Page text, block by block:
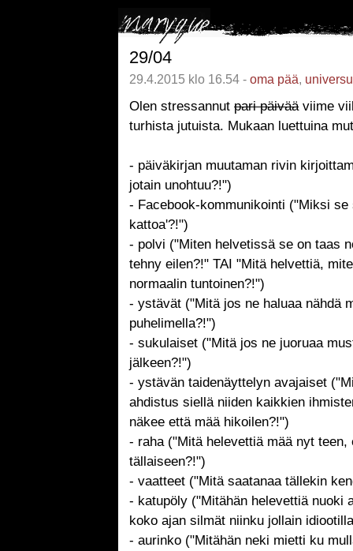
29/04
29.4.2015 klo 16.54 - oma pää,
Olen stressannut pari päivääviime
turhista jutuista. Mukaan luettuina
- päiväkirjan muutaman rivin
jotain unohtuu?!")
- Facebook-kommunikointi ("Miksi se
kattoa'?!")
- polvi ("Miten helvetissä se on taas
tehny eilen?!" TAI "Mitä helvettiä,
normaalin tuntoinen?!")
- ystävät ("Mitä jos ne haluaa nähdä
puhelimella?!")
- sukulaiset ("Mitä jos ne juoruaa
jälkeen?!")
- ystävän taidenäyttelyn avajaiset
ahdistus siellä niiden kaikkien
näkee että mää hikoilen?!")
- raha ("Mitä helevettiä mää nyt teen,
tällaiseen?!")
- vaatteet ("Mitä saatanaa tällekin
- katupöly ("Mitähän helevettiä nuoki
koko ajan silmät niinku jollain
- aurinko ("Mitähän neki mietti ku